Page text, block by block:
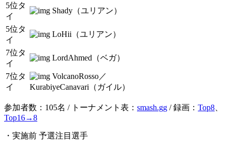
5位タ
イ
Shady（ユリアン）
5位タ
イ
LoHii（ユリアン）
7位タ
イ
LordAhmed（ベガ）
7位タ
イ
VolcanoRosso／
KurabiyeCanavari（ガイル）
参加者数：105名 / トーナメント表： smash.gg / 録画： Top8
Top16→8
・実施前 予選注目選手